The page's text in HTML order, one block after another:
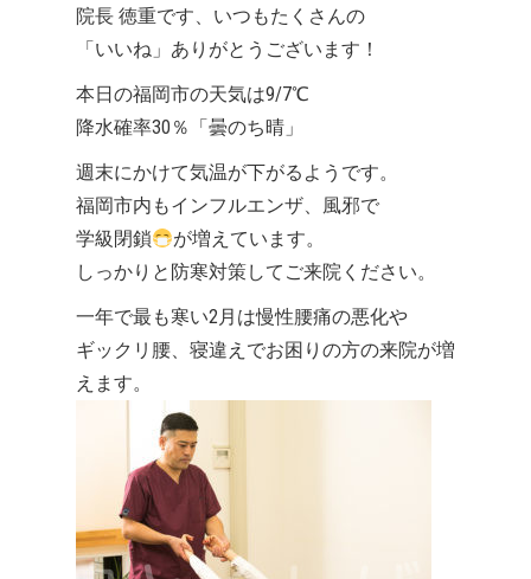
院長 徳重です、いつもたくさんの
「いいね」ありがとうございます！
本日の福岡市の天気は9/7℃
降水確率30％「曇のち晴」
週末にかけて気温が下がるようです。
福岡市内もインフルエンザ、風邪で
学級閉鎖
が増えています。
しっかりと防寒対策してご来院ください。
一年で最も寒い2月は慢性腰痛の悪化や
ギックリ腰、寝違えでお困りの方の来院が増
えます。